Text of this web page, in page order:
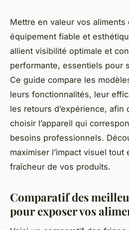
Mettre en valeur vos aliments
équipement fiable et
allient visibilité optimale et
performante, essentiels pour
Ce guide compare les
leurs fonctionnalités, leur
les retours d’expérience, afin
choisir l’appareil qui
besoins professionnels.
maximiser l’impact visuel tout
fraîcheur de vos produits.
Comparatif des
pour exposer vos